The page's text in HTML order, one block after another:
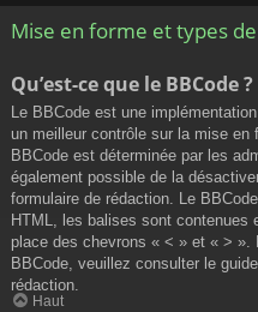
Mise en forme et types
Qu’est-ce que le BBCode ?
Le BBCode est une
un meilleur contrôle sur la mise en
BBCode est déterminée par les
également possible de la
formulaire de rédaction. Le
HTML, les balises sont
place des chevrons « < » et « > ».
BBCode, veuillez consulter le
rédaction.
Haut